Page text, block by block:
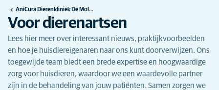
AniCura Dierenkliniek De Molenhoek te Ninove
Voor dierenartsen
Lees hier meer over interessant nieuws, praktijkvoorbeelden
en hoe je huisdiereigenaren naar ons kunt doorverwijzen. Ons
toegewijde team biedt een brede expertise en hoogwaardige
zorg voor huisdieren, waardoor we een waardevolle partner
zijn in de behandeling van jouw patiënten. Samen zorgen we